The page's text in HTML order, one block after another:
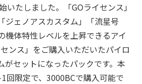
いたしました。「GOライセンス」
ジェノアスカスタム」「流星号
機体特性レベルを上昇できるアイ
ンス」をご購入いただいたパイロ
がセットになったパックです。本
回限定で、3000BCで購入可能で